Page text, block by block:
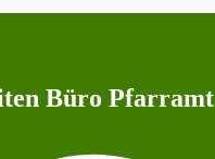
Büro Pfarramt